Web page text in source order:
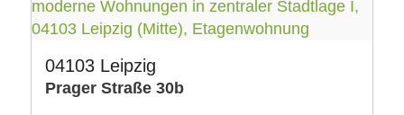
04103 Leipzig
Prager Straße 30b